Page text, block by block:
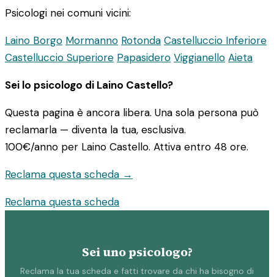
Psicologi nei comuni vicini:
Laino Borgo Mormanno Rotonda Castelluccio Inferiore
Castelluccio Superiore Papasidero Viggianello Aieta
Sei lo psicologo di Laino Castello?
Questa pagina è ancora libera. Una sola persona può
reclamarla — diventa la tua, esclusiva.
100€/anno per Laino Castello. Attiva entro 48 ore.
Reclama questa scheda →
Reclama questa scheda
Sei uno psicologo?
Reclama la tua scheda e fatti trovare da chi ha bisogno di